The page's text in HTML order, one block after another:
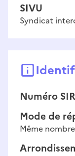
SIVU
Syndicat
Numéro
Mode de
Même